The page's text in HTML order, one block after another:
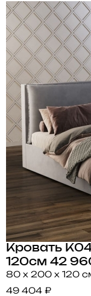
Кровать
120см 42
80 x 200 x 120
49 404 ₽